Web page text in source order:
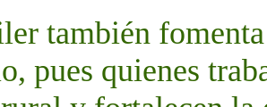
también
pues quienes